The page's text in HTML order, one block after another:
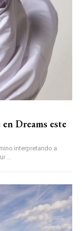
Dreams este
interpretando a
...